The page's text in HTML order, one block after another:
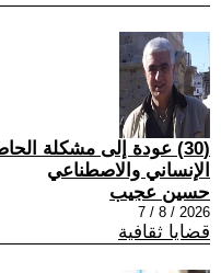
(30) عودة إلى مشكلة
الإنساني والاصطناعي
حسين عجيب
2026 / 8 / 7
قضايا ثقافية